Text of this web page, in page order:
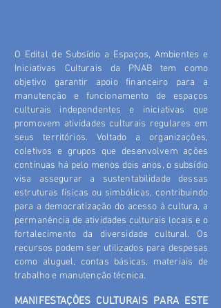
O Edital de Subsídio a Espaços, Ambientes e
Iniciativas Culturais da PNAB tem como
objetivo garantir apoio financeiro para a
manutenção e funcionamento de espaços
culturais independentes e iniciativas que
promovem atividades culturais regulares em
seus territórios. Voltado a organizações,
coletivos e grupos que desenvolvem ações
contínuas há pelo menos dois anos, o subsídio
visa assegurar a sustentabilidade dessas
estruturas físicas ou simbólicas, contribuindo
para a democratização do acesso à cultura, a
permanência de atividades culturais locais e o
fortalecimento da diversidade cultural. Os
recursos podem ser utilizados para despesas
como aluguel, contas básicas, materiais de
trabalho e manutenção técnica.
MANIFESTAÇÕES CULTURAIS PARA ESTE